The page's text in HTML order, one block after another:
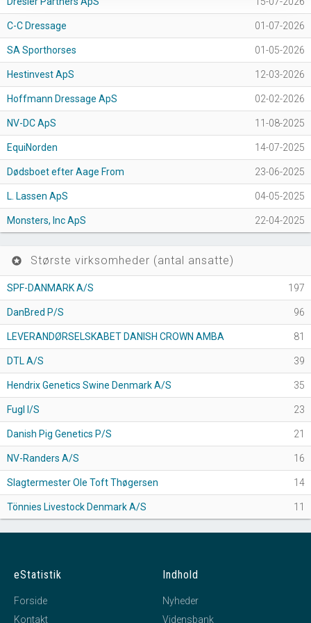
C-C Dressage 01-07-2026
SA Sporthorses 01-05-2026
Hestinvest ApS 12-03-2026
Hoffmann Dressage ApS 02-02-2026
NV-DC ApS 11-08-2025
EquiNorden 14-07-2025
Dødsboet efter Aage From 23-06-2025
L. Lassen ApS 04-05-2025
Monsters, Inc ApS 22-04-2025
stars Største virksomheder (antal ansatte)
SPF-DANMARK A/S 197
DanBred P/S 96
LEVERANDØRSELSKABET DANISH CROWN AMBA 81
DTL A/S 39
Hendrix Genetics Swine Denmark A/S 35
Fugl I/S 23
Danish Pig Genetics P/S 21
NV-Randers A/S 16
Slagtermester Ole Toft Thøgersen 14
Tönnies Livestock Denmark A/S 11
eStatistik
Forside
Kontakt
Indhold
Nyheder
Vidensbank